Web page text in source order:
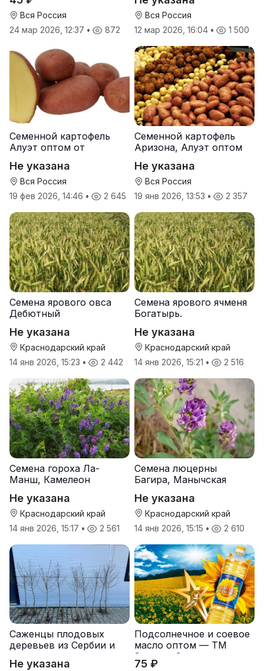
Вся Россия
24 мар 2026, 12:37 • 872
Вся Россия
12 мар 2026, 16:04 • 1 500
Семенной картофель
Алуэт оптом от
Не указана
Вся Россия
19 фев 2026, 14:46 • 2 645
Семенной картофель
Аризона, Алуэт оптом
Не указана
Вся Россия
19 янв 2026, 13:53 • 2 357
Семена ярового овса
Дебютный
Не указана
Краснодарский край
14 янв 2026, 15:23 • 2 442
Семена ярового ячменя
Богатырь.
Не указана
Краснодарский край
14 янв 2026, 15:21 • 2 516
Семена гороха Ла-
Манш, Камелеон
Не указана
Краснодарский край
14 янв 2026, 15:17 • 2 561
Семена люцерны
Багира, Манычская
Не указана
Краснодарский край
14 янв 2026, 15:15 • 2 610
Саженцы плодовых
деревьев из Сербии и
Не указана
Подсолнечное и соевое
масло оптом — ТМ
Золотая Семечка
75 ₽